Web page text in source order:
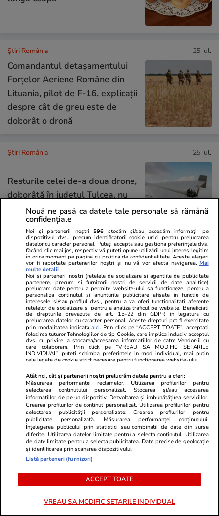
Știri România 25 iul.
Comandantul detașamentului
Forțelor Aeriene Române din
Lituania, pilot de F-16, explicații
despre cât de greu este de
doborât o dronă
Știri România 25 iul.
Resturile celei de-a doua drone,
doborâtă în județul Tulcea, nu
au fost găsite, anunță MApN
Reportaj
Știri România 25 iul.
Am intrat în Muzeul
Recordurilor Românești. Locul
din București unde se ascund un
milion de povești și cele mai
spectaculoase colecții din lume
Știri România 25 iul.
Greșelile care provoacă cel mai
frecvent accidentări la sală. Ioan
Stan, medic ortoped: „Nu știm
principiile biomecanice și cum să
facem corect mișcarea”
Inteligența artificială va
remodela economia mondială și
politica monetară
Nouă ne pasă ca datele tale personale să rămână
confidențiale
Noi și partenerii noștri 596 stocăm și/sau accesăm informații pe
dispozitivul dvs., precum identificatorii cookie unici pentru prelucrarea
datelor cu caracter personal. Puteți accepta sau gestiona preferințele dvs.
făcând clic mai jos, respectiv vă puteți opune utilizării unui interes legitim
în orice moment pe pagina cu politica de confidențialitate. Aceste alegeri
vor fi raportate partenerilor noștri și nu vă vor afecta navigarea. Mai
multe detalii
Noi si partenerii nostri (retelele de socializare si agentiile de publicitate
partenere, precum si furnizorii nostri de servicii de date analitice)
prelucram date pentru a permite website-ului sa functioneze, pentru a
personaliza continutul si anunturile publicitare afisate in functie de
interesele si/sau profilul dvs., pentru a va oferi functionalitati aferente
retelelor de socializare si pentru a analiza traficul pe website. Beneficiati
de drepturile prevazute de art. 15-22 din GDPR in legatura cu
prelucrarea datelor cu caracter personal. Aceste drepturi pot fi exercitate
prin modalitatea indicataaici. Prin click pe “ACCEPT TOATE”, acceptati
folosirea tuturor Tehnologiilor de tip Cookie, care implica inclusiv acceptul
dvs. cu privire la stocarea/accesarea informatiilor de catre Vendor-ii cu
care colaboram. Prin click pe “VREAU SA MODIFIC SETARILE
INDIVIDUAL” puteti schimba preferintele in mod individual, mai putin
cele legate de cookie strict necesare pentru functionarea website-ului.
Atât noi, cât și partenerii noștri prelucrăm datele pentru a oferi:
Măsurarea performanței reclamelor. Utilizarea profilurilor pentru
selectarea conținutului personalizat. Stocarea și/sau accesarea
informațiilor de pe un dispozitiv. Dezvoltarea și îmbunătățirea serviciilor.
Crearea profilurilor de conținut personalizat. Utilizarea profilurilor pentru
selectarea publicității personalizate. Crearea profilurilor pentru
publicitate personalizată. Măsurarea performanței conținutului.
Înțelegerea publicului prin statistici sau combinații de date din surse
diferite. Utilizarea datelor limitate pentru a selecta conținutul. Utilizarea
de date limitate pentru a selecta publicitatea. Date precise de geolocație
și identificarea prin scanarea dispozitivului.
Listă parteneri (furnizori)
ACCEPT TOATE
VREAU SA MODIFIC SETARILE INDIVIDUAL